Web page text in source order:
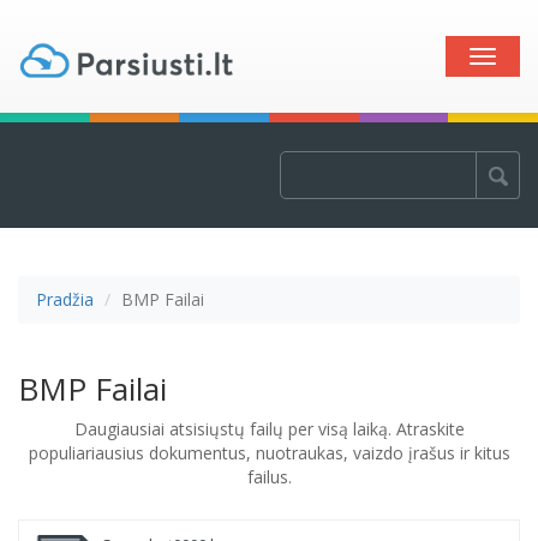
Toggle
Pradžia BMP Failai
BMP Failai
Daugiausiai atsisiųstų failų per visą laiką. Atraskite
populiariausius dokumentus, nuotraukas, vaizdo įrašus ir kitus
failus.